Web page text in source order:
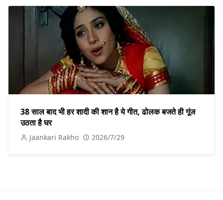
38 साल बाद भी हर शादी की शान है ये गीत, ढोलक बजते ही गूंज
उठता है घर
Jaankari Rakho 2026/7/29